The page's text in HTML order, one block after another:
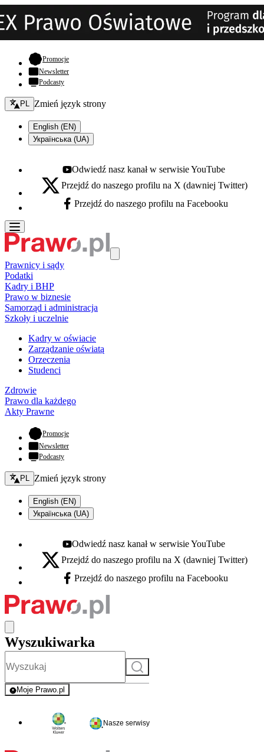
Promocje- otwiera się w nowej karcie
Newsletter
Podcasty
Zmień język - bieżący:
PL Zmień język strony
English (EN)
Українська (UA)
Youtube - otwiera się w nowej karcie
Odwiedź nasz kanał w serwisie YouTube
X - otwiera się w nowej karcie
Przejdź do naszego profilu na X (dawniej Twitter)
Facebook - otwiera się w nowej karcie
Przejdź do naszego profilu na Facebooku
Prawnicy i sądy
Podatki
Kadry i BHP
Prawo w biznesie
Samorząd i administracja
Szkoły i uczelnie
Kadry w oświacie
Zarządzanie oświatą
Orzeczenia
Studenci
Zdrowie
Prawo dla każdego
Akty Prawne
Promocje- otwiera się w nowej karcie
Newsletter
Podcasty
Zmień język - bieżący:
PL Zmień język strony
English (EN)
Українська (UA)
Youtube - otwiera się w nowej karcie
Odwiedź nasz kanał w serwisie YouTube
X - otwiera się w nowej karcie
Przejdź do naszego profilu na X (dawniej Twitter)
Facebook - otwiera się w nowej karcie
Przejdź do naszego profilu na Facebooku
Wyszukiwarka
Szukaj
Moje Prawo.pl
- rejestracja i logowanie do serwisu
Nasze serwisy